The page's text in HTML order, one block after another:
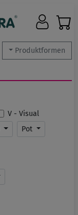
Produktformen
V - Visual
Pot